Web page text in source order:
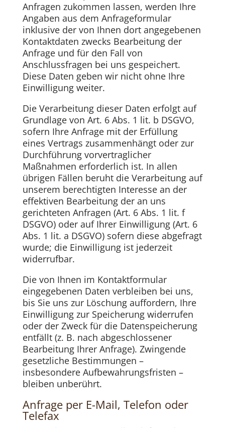
Anfragen zukommen lassen, werden Ihre
Angaben aus dem Anfrageformular
inklusive der von Ihnen dort angegebenen
Kontaktdaten zwecks Bearbeitung der
Anfrage und für den Fall von
Anschlussfragen bei uns gespeichert.
Diese Daten geben wir nicht ohne Ihre
Einwilligung weiter.
Die Verarbeitung dieser Daten erfolgt auf
Grundlage von Art. 6 Abs. 1 lit. b DSGVO,
sofern Ihre Anfrage mit der Erfüllung
eines Vertrags zusammenhängt oder zur
Durchführung vorvertraglicher
Maßnahmen erforderlich ist. In allen
übrigen Fällen beruht die Verarbeitung auf
unserem berechtigten Interesse an der
effektiven Bearbeitung der an uns
gerichteten Anfragen (Art. 6 Abs. 1 lit. f
DSGVO) oder auf Ihrer Einwilligung (Art. 6
Abs. 1 lit. a DSGVO) sofern diese abgefragt
wurde; die Einwilligung ist jederzeit
widerrufbar.
Die von Ihnen im Kontaktformular
eingegebenen Daten verbleiben bei uns,
bis Sie uns zur Löschung auffordern, Ihre
Einwilligung zur Speicherung widerrufen
oder der Zweck für die Datenspeicherung
entfällt (z. B. nach abgeschlossener
Bearbeitung Ihrer Anfrage). Zwingende
gesetzliche Bestimmungen –
insbesondere Aufbewahrungsfristen –
bleiben unberührt.
Anfrage per E-Mail, Telefon oder
Telefax